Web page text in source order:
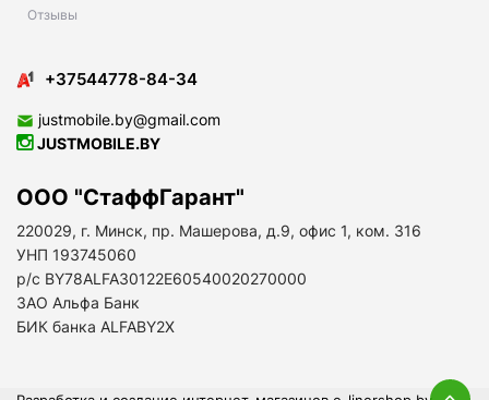
Отзывы
+37544778-84-34
justmobile.by@gmail.com
JUSTMOBILE.BY
ООО "СтаффГарант"
220029, г. Минск, пр. Машерова, д.9, офис 1, ком. 316
УНП 193745060
р/с BY78ALFA30122E60540020270000
ЗАО Альфа Банк
БИК банка ALFABY2X